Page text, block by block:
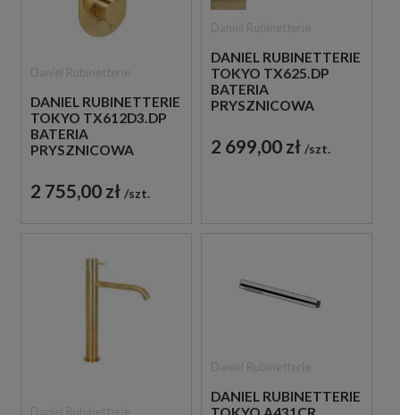
DANIEL RUBINETTERIE
TOKYO TX612D3.DP
BATERIA
PRYSZNICOWA
DWUUCHWYTOWA
ZŁOTO
2 755,00 zł szt.
DANIEL RUBINETTERIE
TOKYO TX625.DP
BATERIA
PRYSZNICOWA
DWUUCHWYTOWA
ZŁOTO
2 699,00 zł szt.
DANIEL RUBINETTERIE